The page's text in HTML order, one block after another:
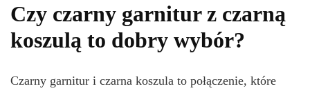
Czy czarny garnitur z czarną
koszulą to dobry wybór?
Czarny garnitur i czarna koszula to połączenie, które